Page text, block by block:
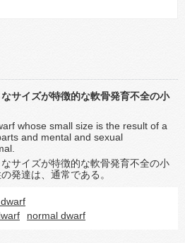
サイズが特徴的な軟骨発育不全の小
whose small size is the result of a
and mental and sexual
サイズが特徴的な軟骨発育不全の小
発達は、通常である。
normal dwarf